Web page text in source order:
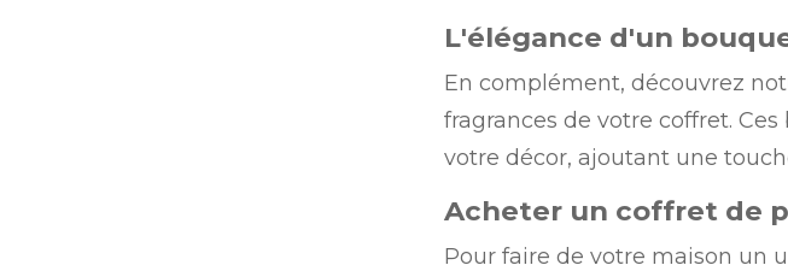
L'élégance d'un
En complément, découvrez
fragrances de votre coffret.
votre décor, ajoutant une
Acheter un coffret de
Pour faire de votre maison un